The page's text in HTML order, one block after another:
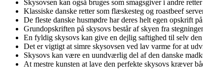
Skysovsen kan også bruges som smagsgiver i andre
Klassiske danske retter som flæskesteg og roastbeef
De fleste danske husmødre har deres helt egen opskrift
Grundopskriften på skysovs består af skyen fra
En fyldig skysovs kan give en dejlig saftighed til selv den
Det er vigtigt at simre skysovsen ved lav varme for at
Skysovs kan være en uundværlig del af den danske
At mestre kunsten at lave den perfekte skysovs kræver